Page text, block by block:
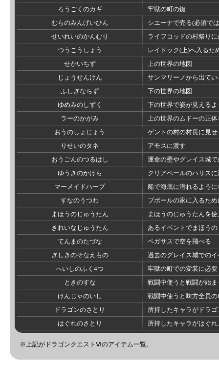
ろうごくのカギ
牢獄の町の鍵
むらのみんげいひん
シエーナで売る(必須で
せいれいのかんむり
ライフコッドの村祭りに
つうこうしょう
レイドック(上)へ入るた
せかいちず
上の世界の地図
じょうせんけん
サンマリーノから出て
ふしぎなちず
下の世界の地図
ゆめみのしずく
下の世界で姿が見える
ラーのかがみ
上の世界のムドーの正体
おうのしょじょう
ゲントの村の村長に見せ
りせいのタネ
アモスに渡す
おうごんのつるはし
運命の壁やグレイス城で
ゆうきのかけら
クリアベールのハリスに
マーメイドハープ
船で海底に潜れるように
すなのうつわ
ブボールの家に入るた
まほうのじゅうたん
まほうのじゅうたんを
きれいなじゅうたん
あるイベントでまほう
てんまのたづな
ペガサスで空を飛べる
ぎしきのそなえもの
過去のグレイス城での
へいしのふく4つ
牢獄の町での変装に必要
ときのすな
戦闘中使うと戦闘が始
けんじゃのいし
戦闘中使うと味方全員
ドラゴンのさとり
所持したキャラがドラ
はぐれのさとり
所持したキャラがはぐ
※上記がドラゴンクエストⅥのアイテム一覧。